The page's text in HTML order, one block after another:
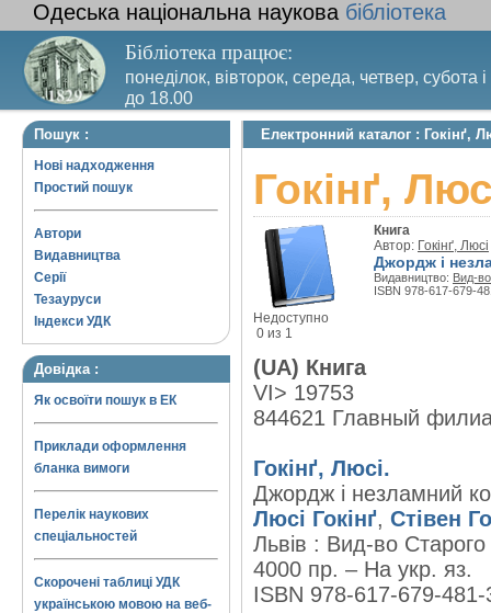
Одеська національна наукова бібліотека
Бібліотека працює:
понеділок, вівторок, середа, четвер, субота
до 18.00
Вихідний день – п’ятниця. Останній четвер
Пошук :
Нові надходження
Простий пошук
Автори
Видавництва
Серії
Тезауруси
Індекси УДК
Довідка :
Як освоїти пошук в ЕК
Приклади оформлення
бланка вимоги
Перелік наукових
спеціальностей
Скорочені таблиці УДК
українською мовою на веб-
Електронний каталог : Гокінґ,
Гокінґ,
Недоступно
0 из 1
Книга
Автор: Гокінґ, Люсі
Джордж і
Видавництво: Вид-
ISBN 978-617-679-
(UA) Книга
VI> 19753
844621 Главный
Гокінґ, Люсі.
Джордж і незламний
Люсі Гокінґ, Стівен
Львів : Вид-во
4000 пр. – На укр. яз.
ISBN 978-617-679-481-